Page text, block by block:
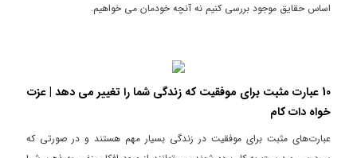
اساس حقایق موجود بررسی کنیم نه آنچه خودمان می خواهیم.
10 عبارت مثبت برای موفقیت که زندگی شما را تغییر می دهد | عزت
خواه دات کام
عبارت‌های مثبت برای موفقیت در زندگی بسیار مهم هستند و در صورتی که